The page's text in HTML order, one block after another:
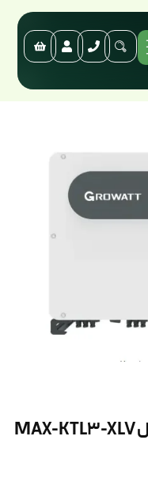
اینورتر 100 کیلووات سه فاز مدل MAX-KTL3-XLV